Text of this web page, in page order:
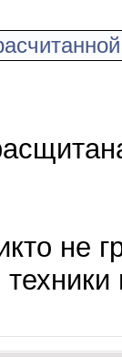
не